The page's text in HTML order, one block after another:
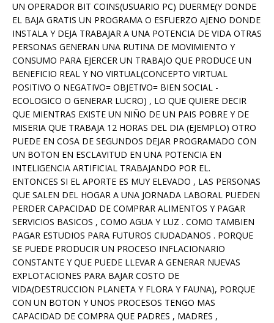
UN OPERADOR BIT COINS(USUARIO PC) DUERME(Y DONDE
EL BAJA GRATIS UN PROGRAMA O ESFUERZO AJENO DONDE
INSTALA Y DEJA TRABAJAR A UNA POTENCIA DE VIDA OTRAS
PERSONAS GENERAN UNA RUTINA DE MOVIMIENTO Y
CONSUMO PARA EJERCER UN TRABAJO QUE PRODUCE UN
BENEFICIO REAL Y NO VIRTUAL(CONCEPTO VIRTUAL
POSITIVO O NEGATIVO= OBJETIVO= BIEN SOCIAL -
ECOLOGICO O GENERAR LUCRO) , LO QUE QUIERE DECIR
QUE MIENTRAS EXISTE UN NIÑO DE UN PAIS POBRE Y DE
MISERIA QUE TRABAJA 12 HORAS DEL DIA (EJEMPLO) OTRO
PUEDE EN COSA DE SEGUNDOS DEJAR PROGRAMADO CON
UN BOTON EN ESCLAVITUD EN UNA POTENCIA EN
INTELIGENCIA ARTIFICIAL TRABAJANDO POR EL.
ENTONCES SI EL APORTE ES MUY ELEVADO , LAS PERSONAS
QUE SALEN DEL HOGAR A UNA JORNADA LABORAL PUEDEN
PERDER CAPACIDAD DE COMPRAR ALIMENTOS Y PAGAR
SERVICIOS BASICOS , COMO AGUA Y LUZ . COMO TAMBIEN
PAGAR ESTUDIOS PARA FUTUROS CIUDADANOS . PORQUE
SE PUEDE PRODUCIR UN PROCESO INFLACIONARIO
CONSTANTE Y QUE PUEDE LLEVAR A GENERAR NUEVAS
EXPLOTACIONES PARA BAJAR COSTO DE
VIDA(DESTRUCCION PLANETA Y FLORA Y FAUNA), PORQUE
CON UN BOTON Y UNOS PROCESOS TENGO MAS
CAPACIDAD DE COMPRA QUE PADRES , MADRES ,